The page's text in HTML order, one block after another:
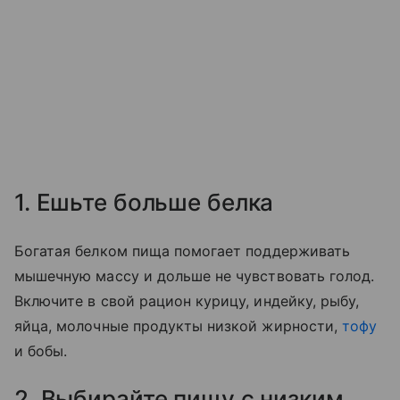
1. Ешьте больше белка
Богатая белком пища помогает поддерживать
мышечную массу и дольше не чувствовать голод.
Включите в свой рацион курицу, индейку, рыбу,
яйца, молочные продукты низкой жирности, тофу
и бобы.